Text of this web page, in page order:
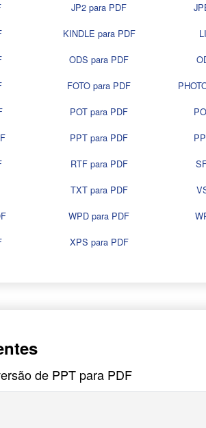
JP2 para PDF
KINDLE para PDF
ODS para PDF
FOTO para PDF
POT para PDF
PPT para PDF
RTF para PDF
TXT para PDF
WPD para PDF
XPS para PDF
de PPT para PDF